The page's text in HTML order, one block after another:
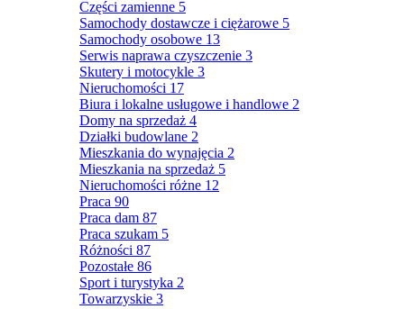
Części zamienne 5
Samochody dostawcze i ciężarowe 5
Samochody osobowe 13
Serwis naprawa czyszczenie 3
Skutery i motocykle 3
Nieruchomości 17
Biura i lokalne usługowe i handlowe 2
Domy na sprzedaż 4
Działki budowlane 2
Mieszkania do wynajęcia 2
Mieszkania na sprzedaż 5
Nieruchomości różne 12
Praca 90
Praca dam 87
Praca szukam 5
Różności 87
Pozostałe 86
Sport i turystyka 2
Towarzyskie 3